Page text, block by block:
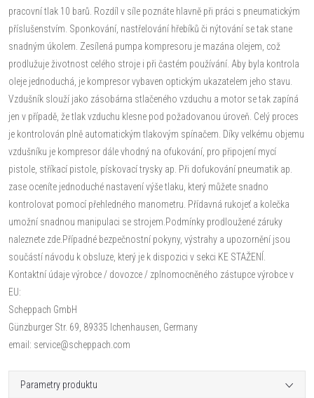
pracovní tlak 10 barů. Rozdíl v síle poznáte hlavně při práci s pneumatickým
příslušenstvím. Sponkování, nastřelování hřebíků či nýtování se tak stane
snadným úkolem. Zesílená pumpa kompresoru je mazána olejem, což
prodlužuje životnost celého stroje i při častém používání. Aby byla kontrola
oleje jednoduchá, je kompresor vybaven optickým ukazatelem jeho stavu.
Vzdušník slouží jako zásobárna stlačeného vzduchu a motor se tak zapíná
jen v případě, že tlak vzduchu klesne pod požadovanou úroveň. Celý proces
je kontrolován plně automatickým tlakovým spínačem. Díky velkému objemu
vzdušníku je kompresor dále vhodný na ofukování, pro připojení mycí
pistole, stříkací pistole, pískovací trysky ap. Při dofukování pneumatik ap.
zase oceníte jednoduché nastavení výše tlaku, který můžete snadno
kontrolovat pomocí přehledného manometru. Přídavná rukojeť a kolečka
umožní snadnou manipulaci se strojem.Podmínky prodloužené záruky
naleznete zde.Případné bezpečnostní pokyny, výstrahy a upozornění jsou
součástí návodu k obsluze, který je k dispozici v sekci KE STAŽENÍ.
Kontaktní údaje výrobce / dovozce / zplnomocněného zástupce výrobce v
EU:
Scheppach GmbH
Günzburger Str. 69, 89335 Ichenhausen, Germany
email: service@scheppach.com
Parametry produktu